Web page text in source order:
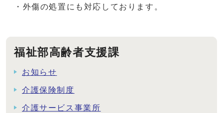
・外傷の処置にも対応しております。
福祉部高齢者支援課
お知らせ
介護保険制度
介護サービス事業所